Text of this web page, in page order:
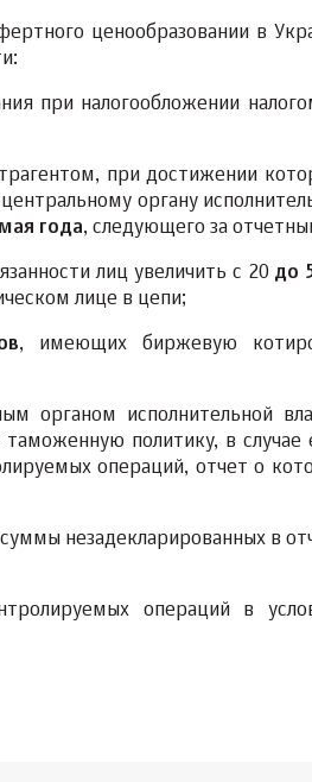
ценообразовании в
при налогообложении
при достижении
органу
года, следующего за
лиц увеличить с 20 до
лице в цепи;
, имеющих биржевую
органом исполнительной
политику, в случае
операций, отчет о
незадекларированных в
операций в